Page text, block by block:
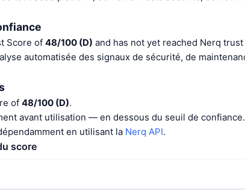
Score of 48/100 (D) and has not yet reached Nerq
automatisée des signaux de sécurité, de
of 48/100 (D).
avant utilisation — en dessous du seuil de confiance.
en utilisant la Nerq API.
score